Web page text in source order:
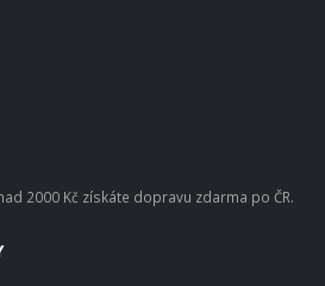
2000 Kč získáte dopravu zdarma po ČR.